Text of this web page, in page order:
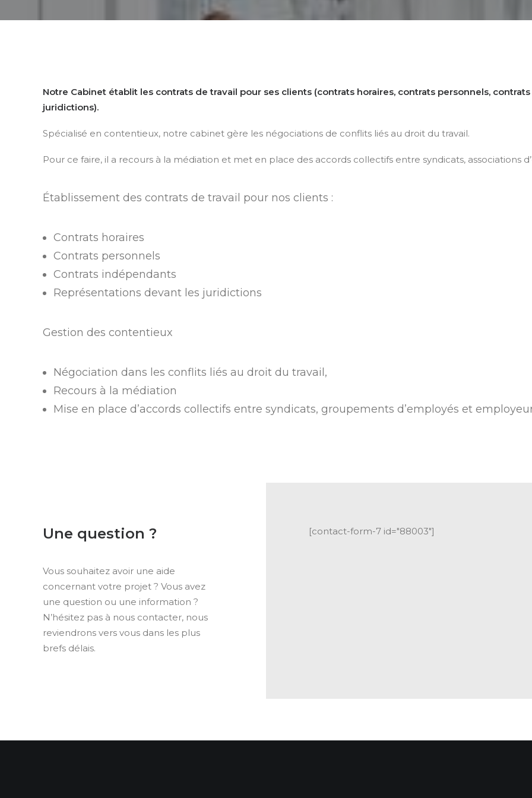
Notre Cabinet établit les contrats de travail pour ses clients (contrats horaires, contrats personnels,
juridictions).
Spécialisé en contentieux, notre cabinet gère les négociations de conflits liés au droit du travail.
Pour ce faire, il a recours à la médiation et met en place des accords collectifs entre syndicats, associations
Établissement des contrats de travail pour nos clients :
Contrats horaires
Contrats personnels
Contrats indépendants
Représentations devant les juridictions
Gestion des contentieux
Négociation dans les conflits liés au droit du travail,
Recours à la médiation
Mise en place d’accords collectifs entre syndicats, groupements d’employés et
Une question ?
Vous souhaitez avoir une aide
concernant votre projet ? Vous avez
une question ou une information ?
N’hésitez pas à nous contacter, nous
reviendrons vers vous dans les plus
brefs délais.
[contact-form-7 id="88003"]